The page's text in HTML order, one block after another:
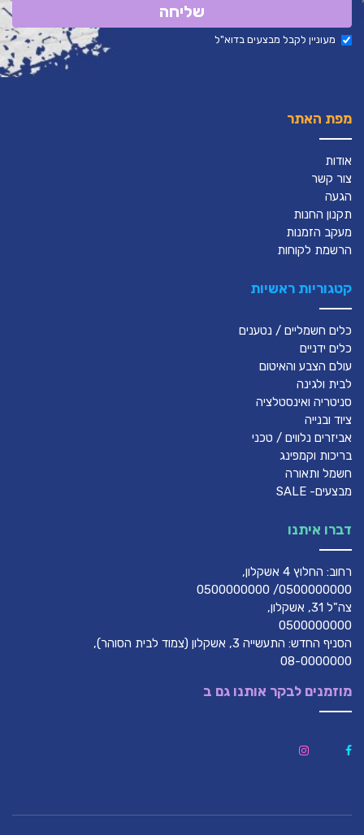
שליחה
מעוניין לקבל מבצעים בדוא"ל
מפת האתר
אודות
צור קשר
הגעה
תקנון החנות
מעקב הזמנות
הרשמת לקוחות
קטגוריות ראשיות
כלים חשמליים / נטענים
כלים ידניים
עולם הצבע והאיטום
לבית ולגינה
סניטריה ואינסטלציה
ציוד ובנייה
אביזרים נלווים / טכני
בריכות וקמפינג
חשמל ותאורה
מבצעים- SALE
דברו איתנו
רחוב: החלוץ 4 אשקלון,
0500000000/ 0500000000
צה"ל 31, אשקלון,
0500000000
הסניף החדש: התעשייה 3, אשקלון (צמוד לבית הסוהר),
08-0000000
מוזמנים לבקר אותנו גם ב